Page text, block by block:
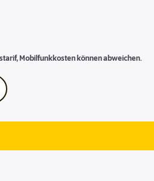
Mobilfunkkosten können abweichen.